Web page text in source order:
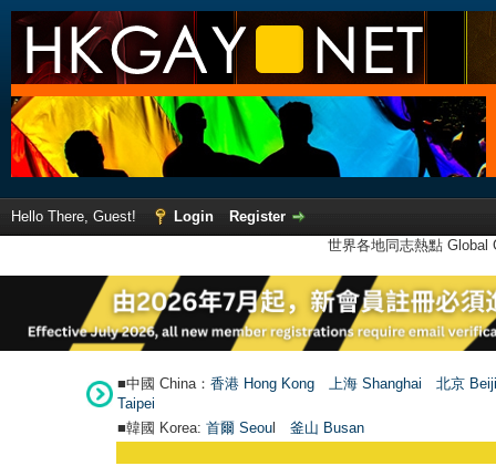
Hello There, Guest! Login
Register
世界各地同志熱點
■中國 China： 香港 Hong Kong 上海 Shanghai
北京
Taipei
■韓國 Korea: 首爾 Seoul 釜山 Busan